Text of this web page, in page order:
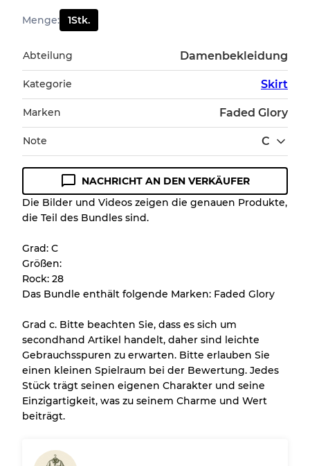
Menge: 1Stk.
Abteilung Damenbekleidung
Kategorie Skirt
Marken Faded Glory
Note C
Zustandsrichtlinie
Alle Produkte enthalten eine Qualitätsstufe,
jedes Artikels vor dem Kauf nachvollziehen
können.
Es gibt eine Fehlermarge von bis zu
Unser 3-Stufen-System
Note AFast neu, leichte Abnutzung
NACHRICHT AN DEN VERKÄUFER
Die Bilder und Videos zeigen die genauen Produkte,
die Teil des Bundles sind.
Grad: C
Größen:
Rock: 28
Das Bundle enthält folgende Marken: Faded Glory
Grad c. Bitte beachten Sie, dass es sich um
secondhand Artikel handelt, daher sind leichte
Gebrauchsspuren zu erwarten. Bitte erlauben Sie
einen kleinen Spielraum bei der Bewertung. Jedes
Stück trägt seinen eigenen Charakter und seine
Einzigartigkeit, was zu seinem Charme und Wert
beiträgt.